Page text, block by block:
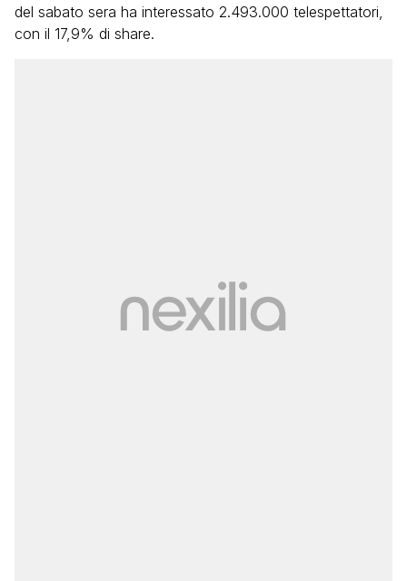
del sabato sera ha interessato 2.493.000 telespettatori,
con il 17,9% di share.